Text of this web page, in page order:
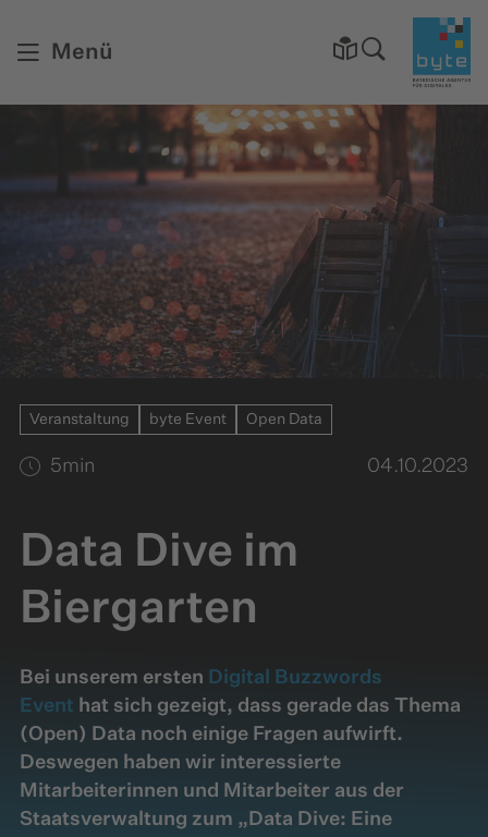
Menü
Veranstaltung byte Event Open Data
5min 04.10.2023
Data Dive im
Biergarten
Bei unserem ersten Digital Buzzwords
Event hat sich gezeigt, dass gerade das Thema
(Open) Data noch einige Fragen aufwirft.
Deswegen haben wir interessierte
Mitarbeiterinnen und Mitarbeiter aus der
Staatsverwaltung zum „Data Dive: Eine